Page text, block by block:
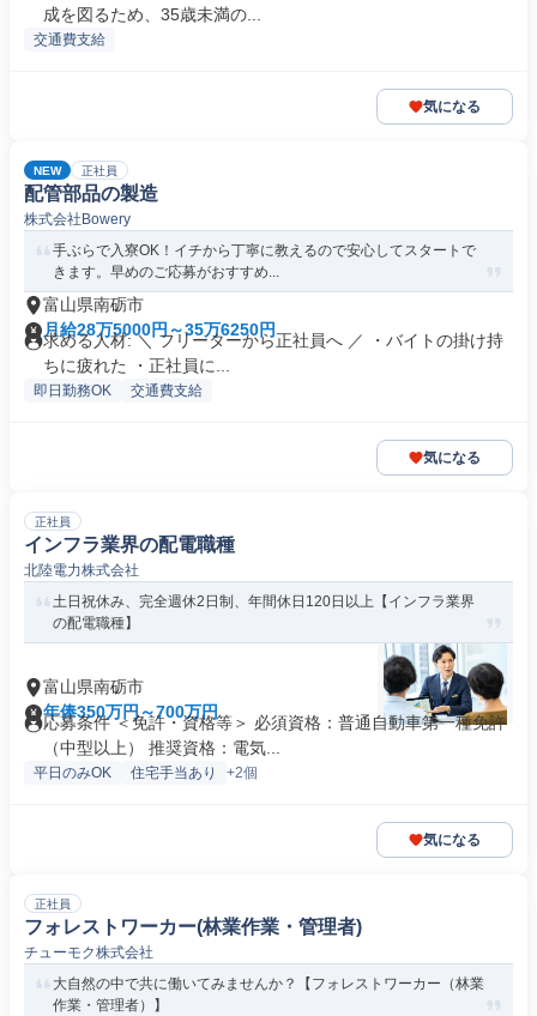
成を図るため、35歳未満の...
交通費支給
気になる
NEW 正社員
配管部品の製造
株式会社Bowery
手ぶらで入寮OK！イチから丁寧に教えるので安心してスタートで
きます。早めのご応募がおすすめ...
富山県南砺市
月給28万5000円～35万6250円
求める人材: ＼ フリーターから正社員へ ／ ・バイトの掛け持
ちに疲れた ・正社員に...
即日勤務OK 交通費支給
気になる
正社員
インフラ業界の配電職種
北陸電力株式会社
土日祝休み、完全週休2日制、年間休日120日以上【インフラ業界
の配電職種】
富山県南砺市
年俸350万円～700万円
応募条件 ＜免許・資格等＞ 必須資格：普通自動車第一種免許
（中型以上） 推奨資格：電気...
平日のみOK 住宅手当あり +2個
気になる
正社員
フォレストワーカー(林業作業・管理者)
チューモク株式会社
大自然の中で共に働いてみませんか？【フォレストワーカー（林業
作業・管理者）】